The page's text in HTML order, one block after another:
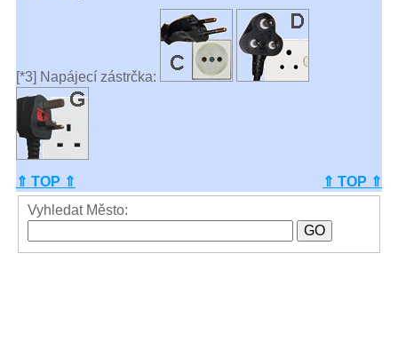
[*3] Napájecí zástrčka:
⇑ TOP ⇑
⇑ TOP ⇑
Vyhledat Město: